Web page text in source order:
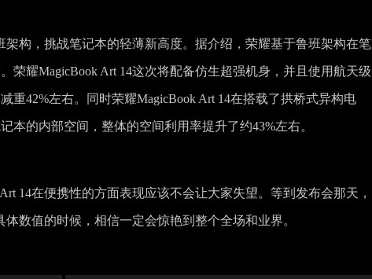
架构，挑战笔记本的轻薄新高度。据介绍，荣耀基于鲁班架构在笔
荣耀MagicBook Art 14这次将配备仿生超强机身，并且使用航天级
重42%左右。同时荣耀MagicBook Art 14在搭载了拱桥式异构电
本的内部空间，整体的空间利用率提升了约43%左右。
14在便携性的方面表现应该不会让大家失望。等到发布会那天，
数值的时候，相信一定会惊艳到整个全场和业界。